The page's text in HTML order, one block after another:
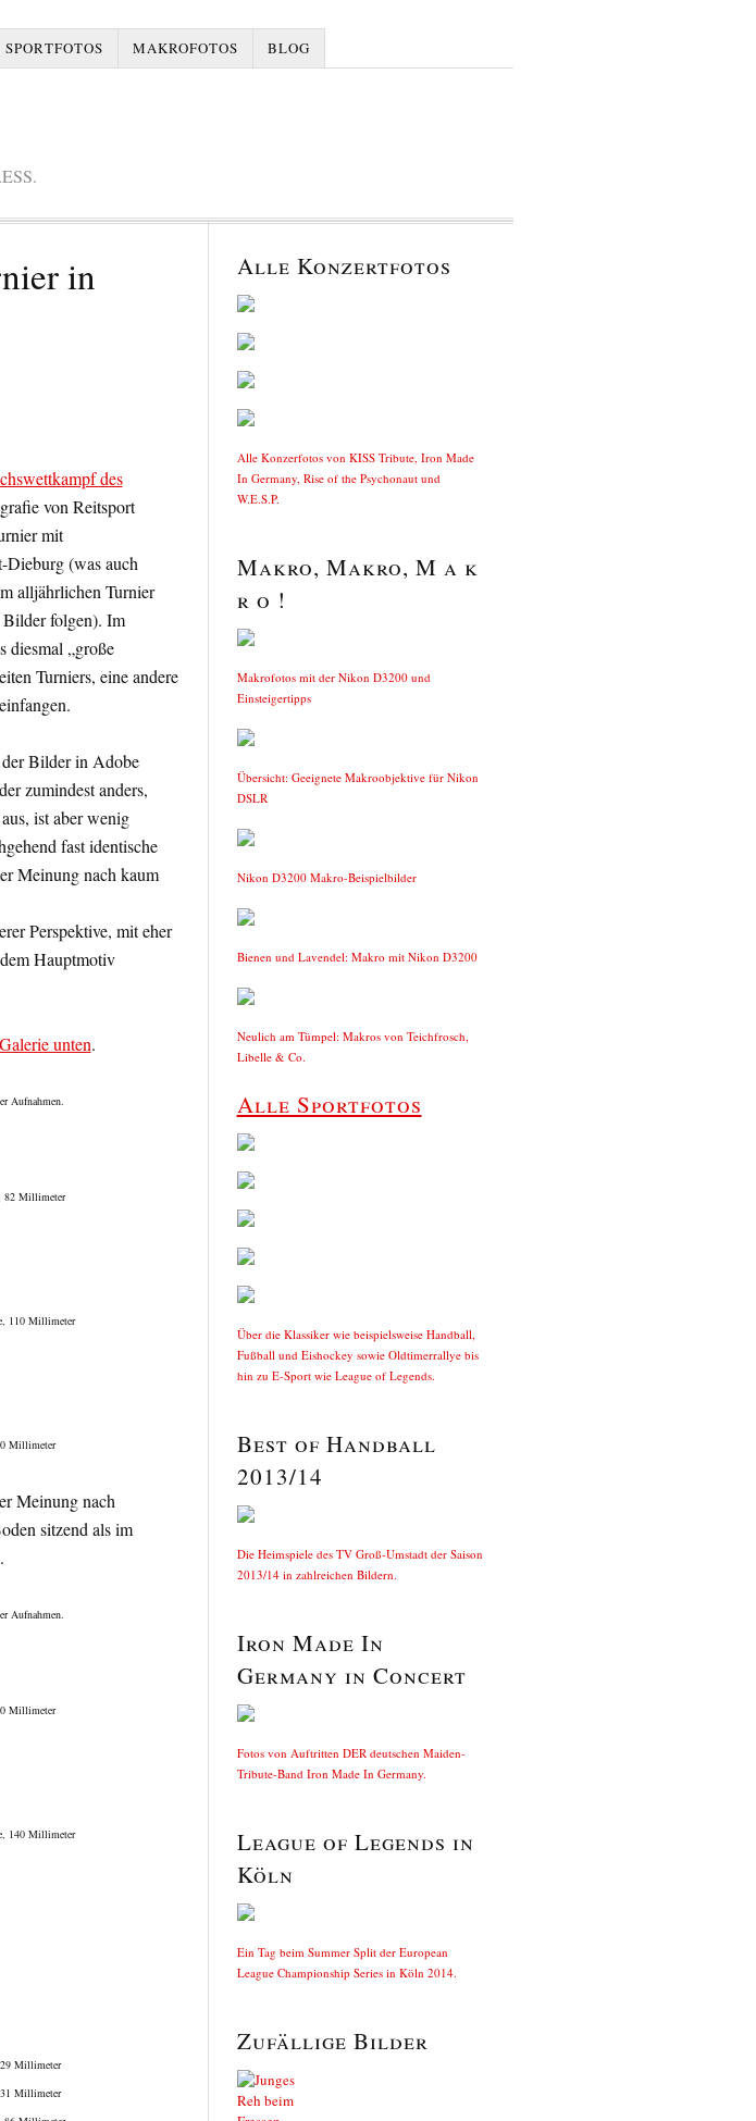
SPORTFOTOS MAKROFOTOS BLOG
in
des
von Reitsport
mit
Dieburg (was auch
alljährlichen Turnier
Bilder folgen). Im
diesmal „große
Turniers, eine andere
Bilder in Adobe
zumindest anders,
ist aber wenig
fast identische
Meinung nach kaum
Perspektive, mit eher
Hauptmotiv
unten.
Aufnahmen.
82 Millimeter
110 Millimeter
Millimeter
Meinung nach
sitzend als im
Aufnahmen.
Millimeter
140 Millimeter
Millimeter
Millimeter
Alle Konzertfotos
Alle Konzerfotos von KISS Tribute, Iron Made
In Germany, Rise of the Psychonaut und
W.E.S.P.
Makro, Makro, M a k
r o !
Makrofotos mit der Nikon D3200 und
Einsteigertipps
Übersicht: Geeignete Makroobjektive für Nikon
DSLR
Nikon D3200 Makro-Beispielbilder
Bienen und Lavendel: Makro mit Nikon D3200
Neulich am Tümpel: Makros von Teichfrosch,
Libelle & Co.
Alle Sportfotos
Über die Klassiker wie beispielsweise Handball,
Fußball und Eishockey sowie Oldtimerrallye bis
hin zu E-Sport wie League of Legends.
Best of Handball
2013/14
Die Heimspiele des TV Groß-Umstadt der Saison
2013/14 in zahlreichen Bildern.
Iron Made In
Germany in Concert
Fotos von Auftritten DER deutschen Maiden-
Tribute-Band Iron Made In Germany.
League of Legends in
Köln
Ein Tag beim Summer Split der European
League Championship Series in Köln 2014.
Zufällige Bilder